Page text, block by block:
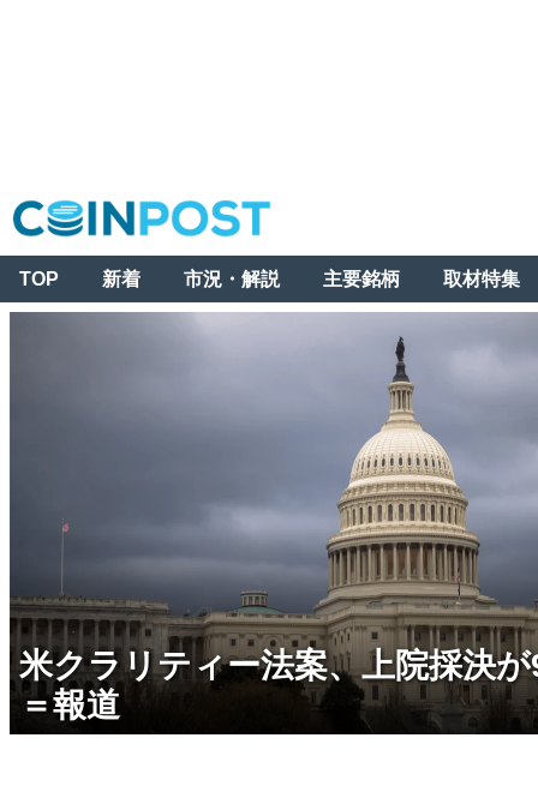
TOP 新着 市況・解説 主要銘柄 取材特集
米クラリティー法案、上院採決
＝報道